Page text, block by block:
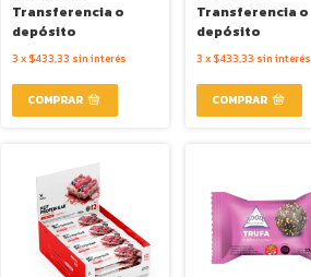
Transferencia o
depósito
3 x $433,33 sin interés
Transferencia o
depósito
3 x $433,33 sin interés